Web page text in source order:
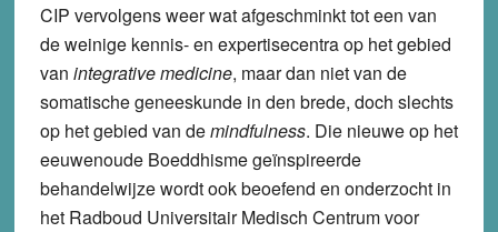
CIP vervolgens weer wat afgeschminkt tot een van
de weinige kennis- en expertisecentra op het gebied
van integrative medicine, maar dan niet van de
somatische geneeskunde in den brede, doch slechts
op het gebied van demindfulness. Die nieuwe op het
eeuwenoude Boeddhisme geïnspireerde
behandelwijze wordt ook beoefend en onderzocht in
het Radboud Universitair Medisch Centrum voor